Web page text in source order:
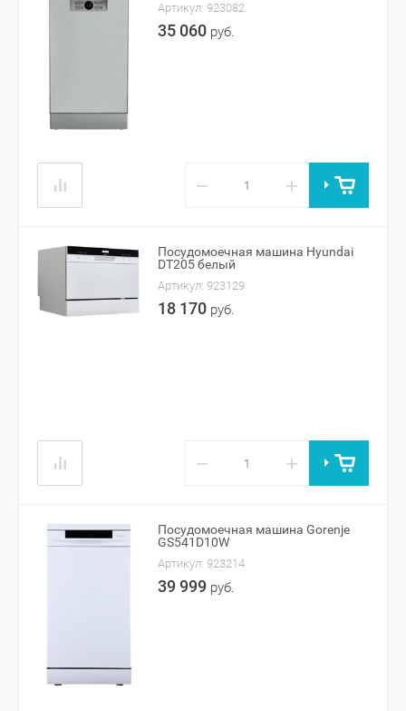
Артикул: 923082
35 060 руб.
− +
Посудомоечная машина Hyundai
DT205 белый
Артикул: 923129
18 170 руб.
− +
Посудомоечная машина Gorenje
GS541D10W
Артикул: 923214
39 999 руб.